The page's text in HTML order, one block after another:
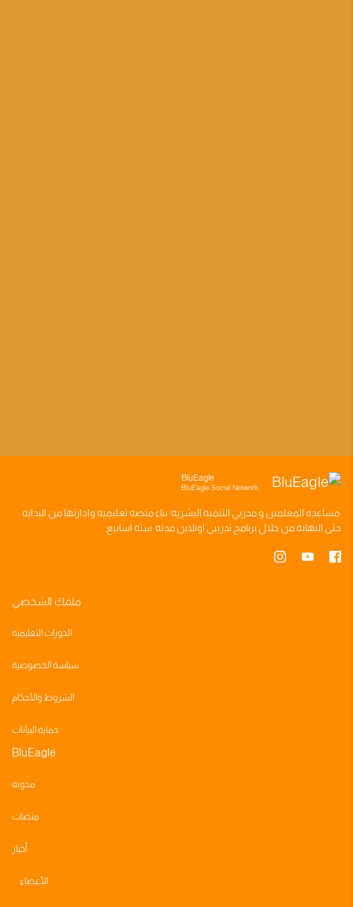
BluEagle
BluEagle Social Network
مساعده المعلمين ومدربي التنميه البشريه بناءمنصه تعليميه وادارتها من البدايه
حتى النهايه من خلال برنامج تدريبي اونلاين مدته سته اسابيع
ملفك الشخصي
الدورات التعليمية
سياسة الخصوصية
الشروط والأحكام
حماية البيانات
BluEagle
مدونه
منصات
أخبار
الأعضاء